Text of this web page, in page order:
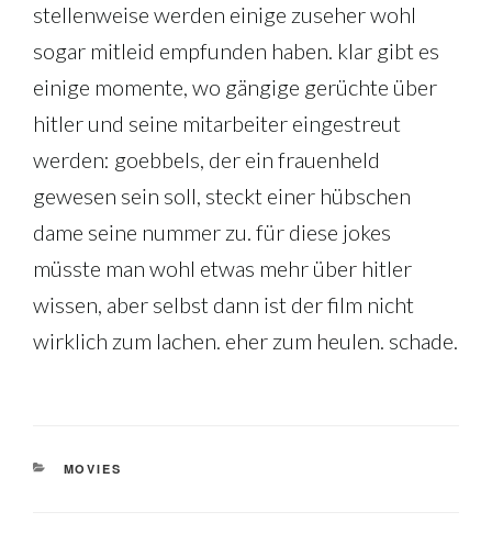
stellenweise werden einige zuseher wohl
sogar mitleid empfunden haben. klar gibt es
einige momente, wo gängige gerüchte über
hitler und seine mitarbeiter eingestreut
werden: goebbels, der ein frauenheld
gewesen sein soll, steckt einer hübschen
dame seine nummer zu. für diese jokes
müsste man wohl etwas mehr über hitler
wissen, aber selbst dann ist der film nicht
wirklich zum lachen. eher zum heulen. schade.
KATEGORIEN
MOVIES